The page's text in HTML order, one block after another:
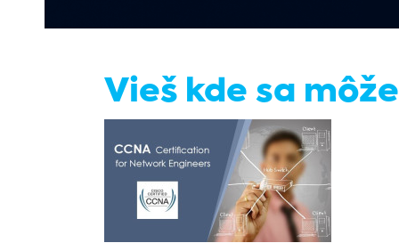
Vieš kde sa